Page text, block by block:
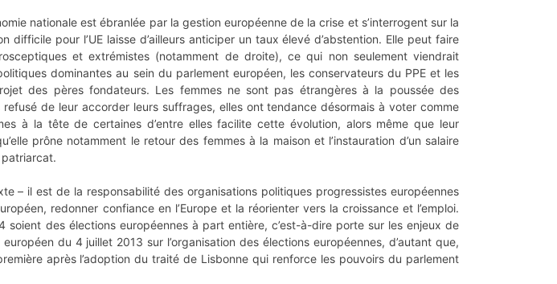
nationale est ébranlée par la gestion européenne de la crise et s’interrogent sur la
difficile pour l’UE laisse d’ailleurs anticiper un taux élevé d’abstention. Elle peut faire
et extrémistes (notamment de droite), ce qui non seulement viendrait
dominantes au sein du parlement européen, les conservateurs du PPE et les
des pères fondateurs. Les femmes ne sont pas étrangères à la poussée des
de leur accorder leurs suffrages, elles ont tendance désormais à voter comme
à la tête de certaines d’entre elles facilite cette évolution, alors même que leur
prône notamment le retour des femmes à la maison et l’instauration d’un salaire
patriarcat.
– il est de la responsabilité des organisations politiques progressistes européennes
redonner confiance en l’Europe et la réorienter vers la croissance et l’emploi.
des élections européennes à part entière, c’est-à-dire porte sur les enjeux de
du 4 juillet 2013 sur l’organisation des élections européennes, d’autant que,
après l’adoption du traité de Lisbonne qui renforce les pouvoirs du parlement